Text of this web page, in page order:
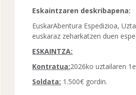
Eskaintzaren deskribapena:
EuskarAbentura Espedizioa,
euskaraz zeharkatzen duen
ESKAINTZA:
Kontratua:2026ko uztailaren
Soldata: 1.500€ gordin.